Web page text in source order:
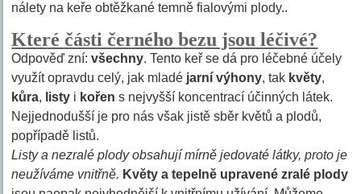
nálety na keře obtěžkané temně fialovými plody..
Které části černého bezu jsou léčivé?
Odpověď zní:všechny. Tento keř se dá pro léčebné účely
využít opravdu celý, jak mladé jarní výhony, tak květy,
kůra, listy i kořen s nejvyšší koncentrací účinných látek.
Nejjednodušší je pro nás však jistě sběr květů a plodů,
popřípadě listů.
Listy a nezralé plody obsahují mírně jedovaté látky, proto je
neužíváme vnitřně. Květy a tepelně upravené zralé plody